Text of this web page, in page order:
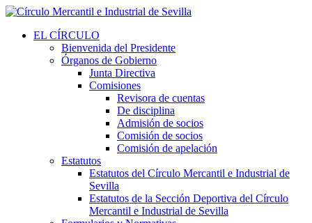
EL CÍRCULO
Bienvenida del Presidente
Órganos de Gobierno
Junta Directiva
Comisiones
Revisora de cuentas
De disciplina
Admisión de socios
Comisión de socios
Comisión de apelación
Estatutos
Estatutos del Círculo Mercantil e Industrial de
Sevilla
Estatutos de la Sección Deportiva del Círculo
Mercantil e Industrial de Sevilla